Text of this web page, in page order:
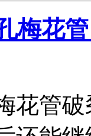
梅花
花管